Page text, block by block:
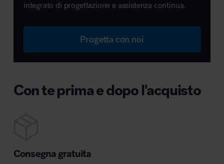
integrato di progettazione e assistenza continua.
Progetta con noi
Con te prima e dopo l'acquisto
Consegna gratuita